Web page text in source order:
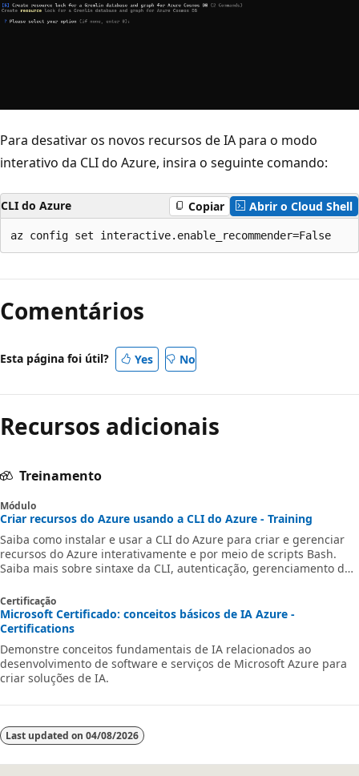
Para desativar os novos recursos de IA para o modo
interativo da CLI do Azure, insira o seguinte comando:
CLI do Azure Copiar Abrir o Cloud Shell
Comentários
Esta página foi útil? Yes No
Recursos adicionais
Treinamento
Módulo
Criar recursos do Azure usando a CLI do Azure - Training
Saiba como instalar e usar a CLI do Azure para criar e gerenciar
recursos do Azure interativamente e por meio de scripts Bash.
Saiba mais sobre sintaxe da CLI, autenticação, gerenciamento de
eficiente.
Certificação
Microsoft Certificado: conceitos básicos de IA Azure -
Certifications
Demonstre conceitos fundamentais de IA relacionados ao
desenvolvimento de software e serviços de Microsoft Azure para
criar soluções de IA.
Last updated on 04/08/2026